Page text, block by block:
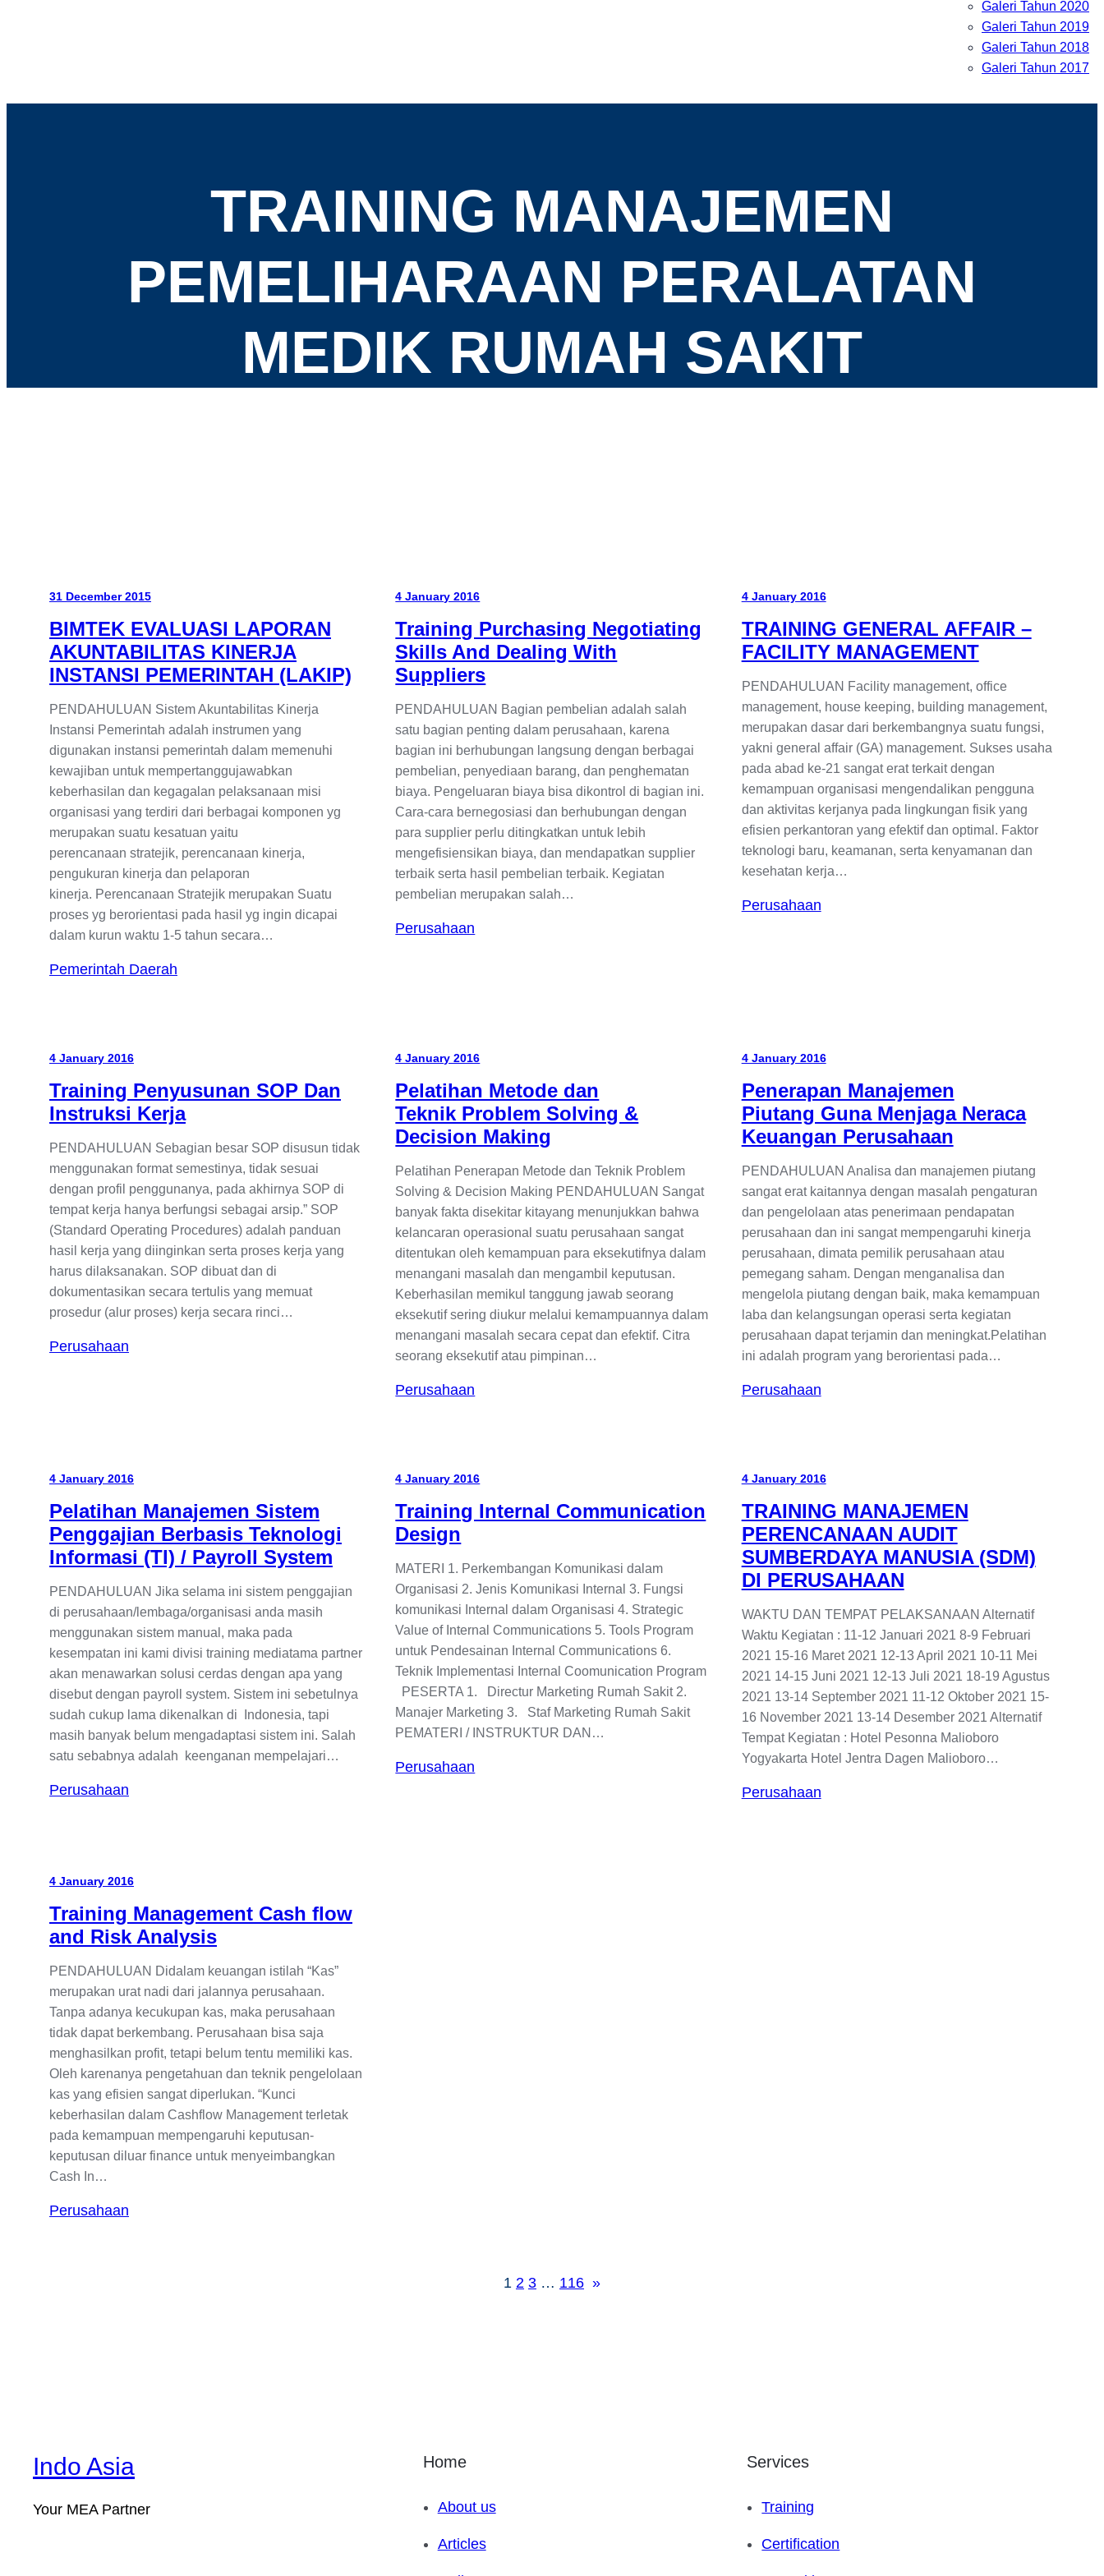
Galeri Tahun 2020
Galeri Tahun 2019
Galeri Tahun 2018
Galeri Tahun 2017
TRAINING MANAJEMEN
PEMELIHARAAN PERALATAN
MEDIK RUMAH SAKIT
31 December 2015
BIMTEK EVALUASI LAPORAN
AKUNTABILITAS KINERJA
INSTANSI PEMERINTAH (LAKIP)
PENDAHULUAN Sistem Akuntabilitas Kinerja
Instansi Pemerintah adalah instrumen yang
digunakan instansi pemerintah dalam memenuhi
kewajiban untuk mempertanggujawabkan
keberhasilan dan kegagalan pelaksanaan misi
organisasi yang terdiri dari berbagai komponen yg
merupakan suatu kesatuan yaitu
perencanaan stratejik, perencanaan kinerja,
pengukuran kinerja dan pelaporan
kinerja. Perencanaan Stratejik merupakan Suatu
proses yg berorientasi pada hasil yg ingin dicapai
dalam kurun waktu 1-5 tahun secara…
Pemerintah Daerah
4 January 2016
Training Purchasing Negotiating
Skills And Dealing With
Suppliers
PENDAHULUAN Bagian pembelian adalah salah
satu bagian penting dalam perusahaan, karena
bagian ini berhubungan langsung dengan berbagai
pembelian, penyediaan barang, dan penghematan
biaya. Pengeluaran biaya bisa dikontrol di bagian ini.
Cara-cara bernegosiasi dan berhubungan dengan
para supplier perlu ditingkatkan untuk lebih
mengefisiensikan biaya, dan mendapatkan supplier
terbaik serta hasil pembelian terbaik. Kegiatan
pembelian merupakan salah…
Perusahaan
4 January 2016
TRAINING GENERAL AFFAIR –
FACILITY MANAGEMENT
PENDAHULUAN Facility management, office
management, house keeping, building management,
merupakan dasar dari berkembangnya suatu fungsi,
yakni general affair (GA) management. Sukses usaha
pada abad ke-21 sangat erat terkait dengan
kemampuan organisasi mengendalikan pengguna
dan aktivitas kerjanya pada lingkungan fisik yang
efisien perkantoran yang efektif dan optimal. Faktor
teknologi baru, keamanan, serta kenyamanan dan
kesehatan kerja…
Perusahaan
4 January 2016
Training Penyusunan SOP Dan
Instruksi Kerja
PENDAHULUAN Sebagian besar SOP disusun tidak
menggunakan format semestinya, tidak sesuai
dengan profil penggunanya, pada akhirnya SOP di
tempat kerja hanya berfungsi sebagai arsip.” SOP
(Standard Operating Procedures) adalah panduan
hasil kerja yang diinginkan serta proses kerja yang
harus dilaksanakan. SOP dibuat dan di
dokumentasikan secara tertulis yang memuat
prosedur (alur proses) kerja secara rinci…
Perusahaan
4 January 2016
Pelatihan Metode dan
Teknik Problem Solving &
Decision Making
Pelatihan Penerapan Metode dan Teknik Problem
Solving & Decision Making PENDAHULUAN Sangat
banyak fakta disekitar kitayang menunjukkan bahwa
kelancaran operasional suatu perusahaan sangat
ditentukan oleh kemampuan para eksekutifnya dalam
menangani masalah dan mengambil keputusan.
Keberhasilan memikul tanggung jawab seorang
eksekutif sering diukur melalui kemampuannya dalam
menangani masalah secara cepat dan efektif. Citra
seorang eksekutif atau pimpinan…
Perusahaan
4 January 2016
Penerapan Manajemen
Piutang Guna Menjaga Neraca
Keuangan Perusahaan
PENDAHULUAN Analisa dan manajemen piutang
sangat erat kaitannya dengan masalah pengaturan
dan pengelolaan atas penerimaan pendapatan
perusahaan dan ini sangat mempengaruhi kinerja
perusahaan, dimata pemilik perusahaan atau
pemegang saham. Dengan menganalisa dan
mengelola piutang dengan baik, maka kemampuan
laba dan kelangsungan operasi serta kegiatan
perusahaan dapat terjamin dan meningkat.Pelatihan
ini adalah program yang berorientasi pada…
Perusahaan
4 January 2016
Pelatihan Manajemen Sistem
Penggajian Berbasis Teknologi
Informasi (TI) / Payroll System
PENDAHULUAN Jika selama ini sistem penggajian
di perusahaan/lembaga/organisasi anda masih
menggunakan sistem manual, maka pada
kesempatan ini kami divisi training mediatama partner
akan menawarkan solusi cerdas dengan apa yang
disebut dengan payroll system. Sistem ini sebetulnya
sudah cukup lama dikenalkan di Indonesia, tapi
masih banyak belum mengadaptasi sistem ini. Salah
satu sebabnya adalah keenganan mempelajari…
Perusahaan
4 January 2016
Training Internal Communication
Design
MATERI 1. Perkembangan Komunikasi dalam
Organisasi 2. Jenis Komunikasi Internal 3. Fungsi
komunikasi Internal dalam Organisasi 4. Strategic
Value of Internal Communications 5. Tools Program
untuk Pendesainan Internal Communications 6.
Teknik Implementasi Internal Coomunication Program
PESERTA 1. Directur Marketing Rumah Sakit 2.
Manajer Marketing 3. Staf Marketing Rumah Sakit
PEMATERI / INSTRUKTUR DAN…
Perusahaan
4 January 2016
TRAINING MANAJEMEN
PERENCANAAN AUDIT
SUMBERDAYA MANUSIA (SDM)
DI PERUSAHAAN
WAKTU DAN TEMPAT PELAKSANAAN Alternatif
Waktu Kegiatan : 11-12 Januari 2021 8-9 Februari
2021 15-16 Maret 2021 12-13 April 2021 10-11 Mei
2021 14-15 Juni 2021 12-13 Juli 2021 18-19 Agustus
2021 13-14 September 2021 11-12 Oktober 2021 15-
16 November 2021 13-14 Desember 2021 Alternatif
Tempat Kegiatan : Hotel Pesonna Malioboro
Yogyakarta Hotel Jentra Dagen Malioboro…
Perusahaan
4 January 2016
Training Management Cash flow
and Risk Analysis
PENDAHULUAN Didalam keuangan istilah “Kas”
merupakan urat nadi dari jalannya perusahaan.
Tanpa adanya kecukupan kas, maka perusahaan
tidak dapat berkembang. Perusahaan bisa saja
menghasilkan profit, tetapi belum tentu memiliki kas.
Oleh karenanya pengetahuan dan teknik pengelolaan
kas yang efisien sangat diperlukan. “Kunci
keberhasilan dalam Cashflow Management terletak
pada kemampuan mempengaruhi keputusan-
keputusan diluar finance untuk menyeimbangkan
Cash In…
Perusahaan
1 2 3 … 116 »
Indo Asia
Your MEA Partner
Home
About us
Articles
Services
Training
Certification